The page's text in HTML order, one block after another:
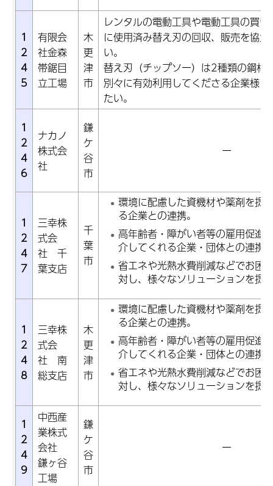
1
2
4
5
有限会
社金森
帯鋸目
立工場
木
更
津
市
レンタルの電動工具や電動工具の買
に使用済み替え刃の回収、販売を協
い。
替え刃（チップソー）は2種類の鋼材
別々に有効利用してくださる企業様
たい。
1
2
4
6
ナカノ
株式会
社
鎌
ケ
谷
市
ー
1
2
4
7
三幸株
式会
社 千
葉支店
千
葉
市
環境に配慮した資機材や薬剤を提
る企業との連携。
高年齢者・障がい者等の雇用促進
介してくれる企業・団体との連携
省エネや光熱水費削減などでお困
対し、様々なソリューションを提
1
2
4
8
三幸株
式会
社 南
総支店
木
更
津
市
環境に配慮した資機材や薬剤を提
る企業との連携。
高年齢者・障がい者等の雇用促進
介してくれる企業・団体との連携
省エネや光熱水費削減などでお困
対し、様々なソリューションを提
1
2
4
9
中西産
業株式
会社
鎌ヶ谷
工場
鎌
ケ
谷
市
ー